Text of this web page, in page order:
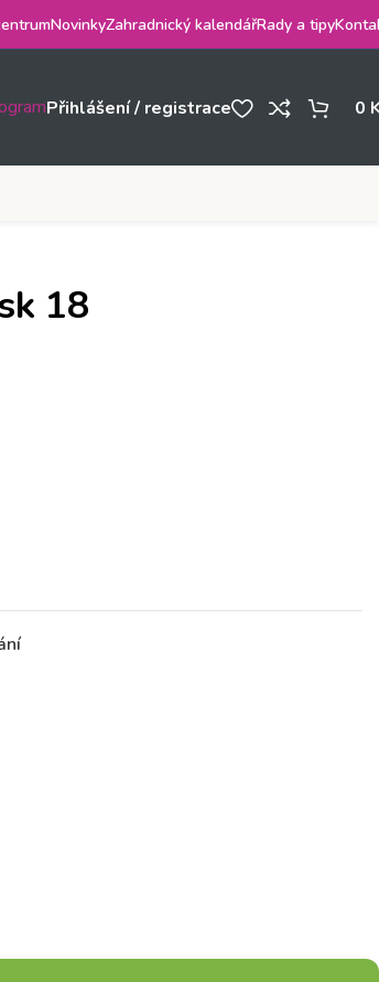
NovinkyZahradnický kalendářRady a tipy
Přihlášení / registrace 0
18